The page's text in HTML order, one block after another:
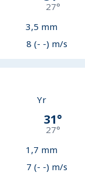
27°
3,5 mm
8 (- -) m/s
Yr
31°
27°
1,7 mm
7 (- -) m/s